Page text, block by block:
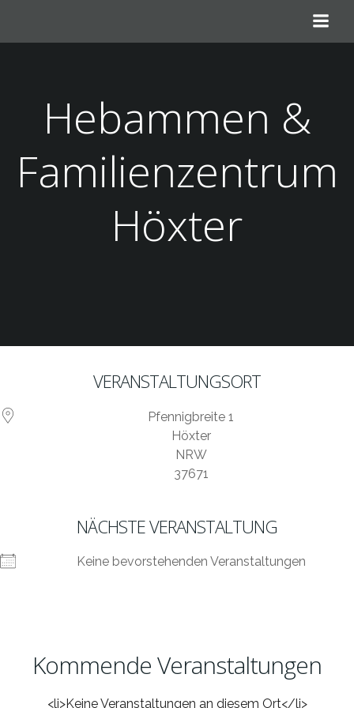
springen
Hebammen &
Familienzentrum
Höxter
VERANSTALTUNGSORT
Pfennigbreite 1
Höxter
NRW
37671
NÄCHSTE VERANSTALTUNG
Keine bevorstehenden Veranstaltungen
Kommende Veranstaltungen
<li>Keine Veranstaltungen an diesem Ort</li>